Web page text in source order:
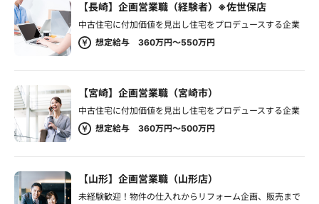
【長崎】企画営業職（経験者）※佐世保店
中古住宅に付加価値を見出し住宅をプロデュースする企業
想定給与 360万円～550万円
【宮崎】企画営業職（宮崎市）
中古住宅に付加価値を見出し住宅をプロデュースする企業
想定給与 360万円～500万円
【山形】企画営業職（山形店）
未経験歓迎！物件の仕入れからリフォーム企画、販売まで